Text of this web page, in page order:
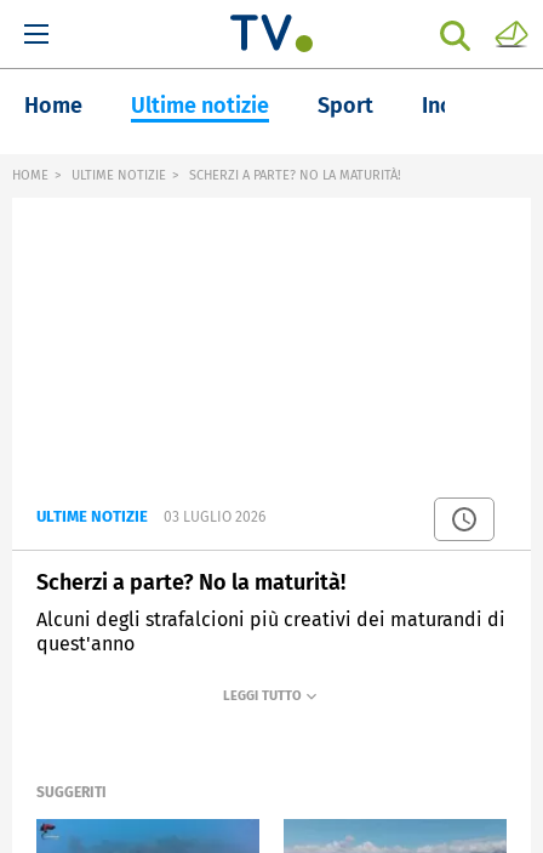
Home Ultime notizie Sport Inchieste
HOME ULTIME NOTIZIE SCHERZI A PARTE? NO LA MATURITÀ!
ULTIME NOTIZIE 03 LUGLIO 2026
Scherzi a parte? No la maturità!
Alcuni degli strafalcioni più creativi dei maturandi di
quest'anno
SUGGERITI